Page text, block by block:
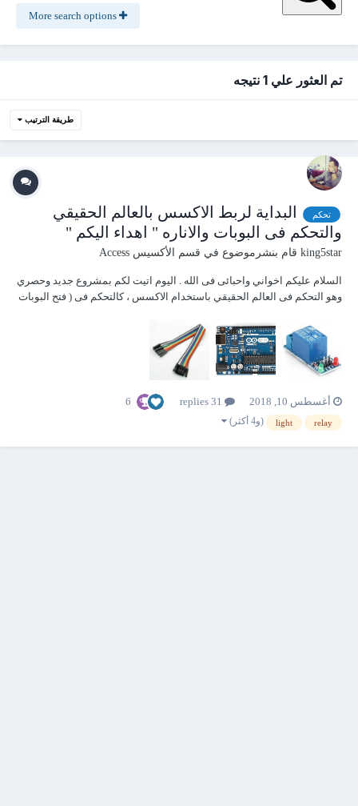
تم العثور علي 1 نتيجه
طريقة الترتيب
تحكم
البداية لربط الاكسس بالعالم الحقيقي
والتحكم فى البوبات والاناره " اهداء اليكم "
king5star قام بنشرموضوع في قسم الأكسيس Access
السلام عليكم اخواني واحبائى فى الله . اليوم اتيت لكم بمشروع جديد وحصري
وهو التحكم فى العالم الحقيقي باستخدام الاكسس ، كالتحكم فى ( فتح البوبات
البيانات - الخ.....) وهذا فيديو للتحفيز : وللبداية وال...
أغسطس 10, 2018 6
relay
light (و4 أكثر)